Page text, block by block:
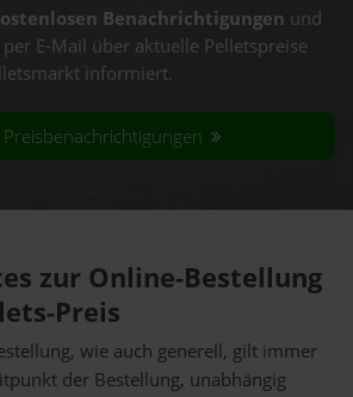
Benachrichtigungen und
E-Mail über aktuelle Pelletspreise
informiert.
zur Online-Bestellung
Preis
wie auch generell, gilt immer
der Bestellung, unabhängig